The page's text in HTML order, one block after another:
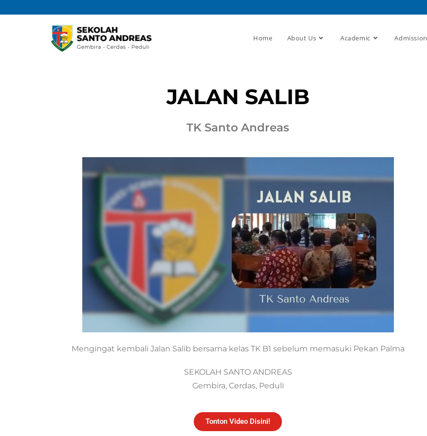
Home About Us Academic Admission
JALAN SALIB
TK Santo Andreas
Mengingat kembali Jalan Salib bersama kelas TK B1 sebelum memasuki Pekan Palma
SEKOLAH SANTO ANDREAS
Gembira, Cerdas, Peduli
Tonton Video Disini!